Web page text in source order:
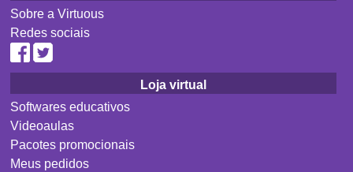
Sobre a Virtuous
Redes sociais
Loja virtual
Softwares educativos
Videoaulas
Pacotes promocionais
Meus pedidos